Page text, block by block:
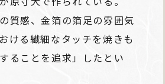
質感、金箔の箔足の雰囲気
ける繊細なタッチを焼きも
ることを追求」したとい